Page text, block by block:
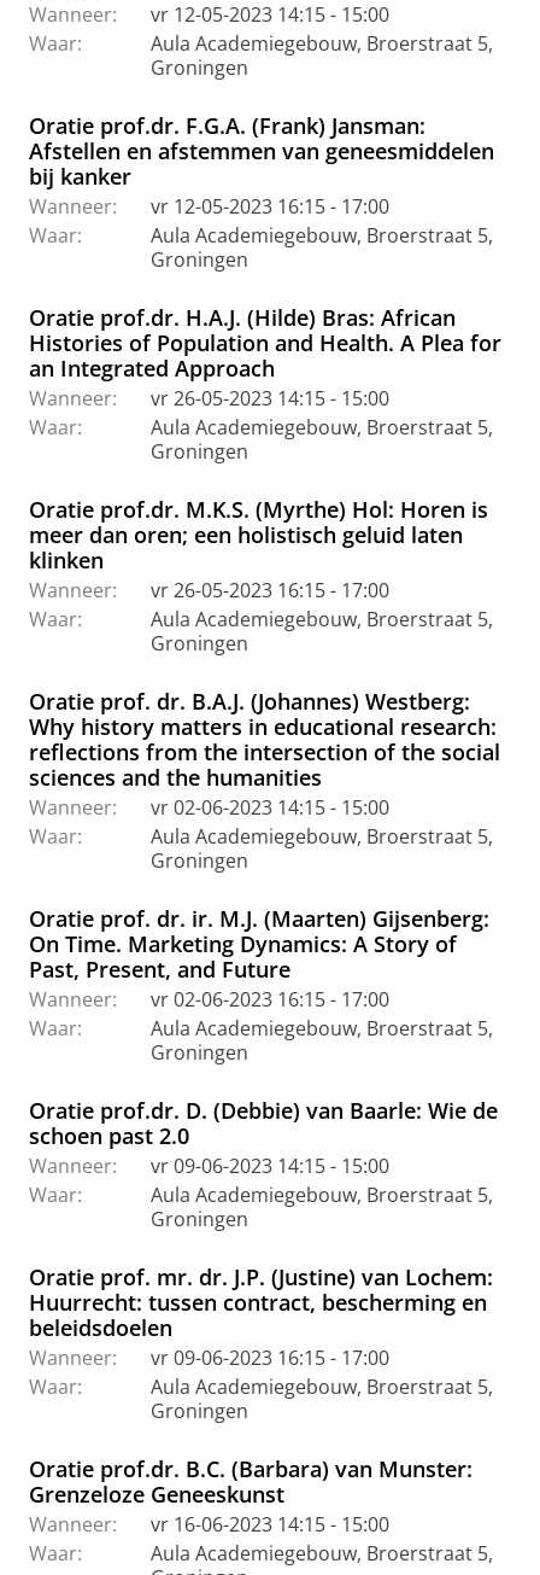
Wanneer:
vr 12-05-2023 14:15 - 15:00
Waar:
Aula Academiegebouw, Broerstraat 5,
Groningen
Oratie prof.dr. F.G.A. (Frank) Jansman:
Afstellen en afstemmen van geneesmiddelen
bij kanker
Wanneer:
vr 12-05-2023 16:15 - 17:00
Waar:
Aula Academiegebouw, Broerstraat 5,
Groningen
Oratie prof.dr. H.A.J. (Hilde) Bras: African
Histories of Population and Health. A Plea for
an Integrated Approach
Wanneer:
vr 26-05-2023 14:15 - 15:00
Waar:
Aula Academiegebouw, Broerstraat 5,
Groningen
Oratie prof.dr. M.K.S. (Myrthe) Hol: Horen is
meer dan oren; een holistisch geluid laten
klinken
Wanneer:
vr 26-05-2023 16:15 - 17:00
Waar:
Aula Academiegebouw, Broerstraat 5,
Groningen
Oratie prof. dr. B.A.J. (Johannes) Westberg:
Why history matters in educational research:
reflections from the intersection of the social
sciences and the humanities
Wanneer:
vr 02-06-2023 14:15 - 15:00
Waar:
Aula Academiegebouw, Broerstraat 5,
Groningen
Oratie prof. dr. ir. M.J. (Maarten) Gijsenberg:
On Time. Marketing Dynamics: A Story of
Past, Present, and Future
Wanneer:
vr 02-06-2023 16:15 - 17:00
Waar:
Aula Academiegebouw, Broerstraat 5,
Groningen
Oratie prof.dr. D. (Debbie) van Baarle: Wie de
schoen past 2.0
Wanneer:
vr 09-06-2023 14:15 - 15:00
Waar:
Aula Academiegebouw, Broerstraat 5,
Groningen
Oratie prof. mr. dr. J.P. (Justine) van Lochem:
Huurrecht: tussen contract, bescherming en
beleidsdoelen
Wanneer:
vr 09-06-2023 16:15 - 17:00
Waar:
Aula Academiegebouw, Broerstraat 5,
Groningen
Oratie prof.dr. B.C. (Barbara) van Munster:
Grenzeloze Geneeskunst
Wanneer:
vr 16-06-2023 14:15 - 15:00
Waar:
Aula Academiegebouw, Broerstraat 5,